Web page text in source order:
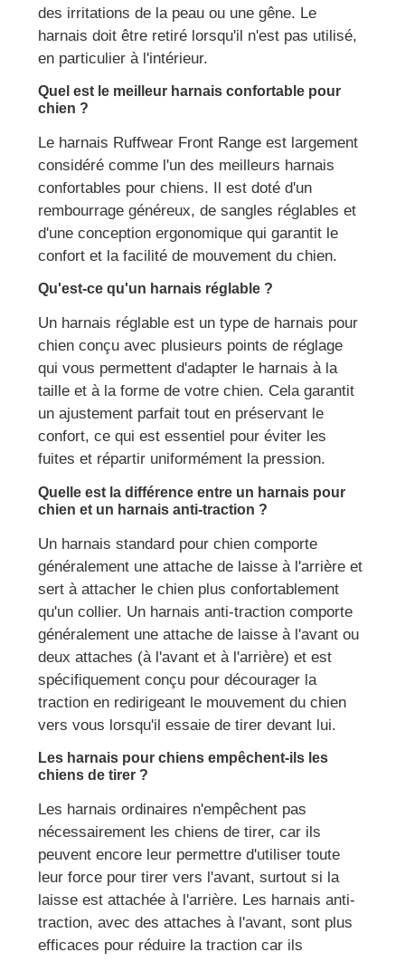
des irritations de la peau ou une gêne. Le
harnais doit être retiré lorsqu'il n'est pas utilisé,
en particulier à l'intérieur.
Quel est le meilleur harnais confortable pour
chien ?
Le harnais Ruffwear Front Range est largement
considéré comme l'un des meilleurs harnais
confortables pour chiens. Il est doté d'un
rembourrage généreux, de sangles réglables et
d'une conception ergonomique qui garantit le
confort et la facilité de mouvement du chien.
Qu'est-ce qu'un harnais réglable ?
Un harnais réglable est un type de harnais pour
chien conçu avec plusieurs points de réglage
qui vous permettent d'adapter le harnais à la
taille et à la forme de votre chien. Cela garantit
un ajustement parfait tout en préservant le
confort, ce qui est essentiel pour éviter les
fuites et répartir uniformément la pression.
Quelle est la différence entre un harnais pour
chien et un harnais anti-traction ?
Un harnais standard pour chien comporte
généralement une attache de laisse à l'arrière et
sert à attacher le chien plus confortablement
qu'un collier. Un harnais anti-traction comporte
généralement une attache de laisse à l'avant ou
deux attaches (à l'avant et à l'arrière) et est
spécifiquement conçu pour décourager la
traction en redirigeant le mouvement du chien
vers vous lorsqu'il essaie de tirer devant lui.
Les harnais pour chiens empêchent-ils les
chiens de tirer ?
Les harnais ordinaires n'empêchent pas
nécessairement les chiens de tirer, car ils
peuvent encore leur permettre d'utiliser toute
leur force pour tirer vers l'avant, surtout si la
laisse est attachée à l'arrière. Les harnais anti-
traction, avec des attaches à l'avant, sont plus
efficaces pour réduire la traction car ils